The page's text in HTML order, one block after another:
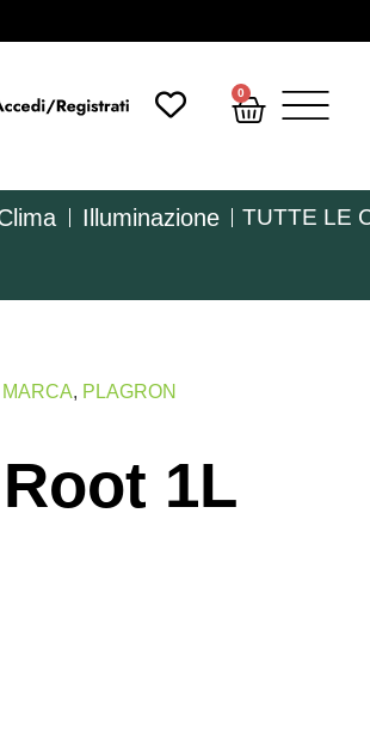
0
Illuminazione TUTTE LE
, PLAGRON
1L